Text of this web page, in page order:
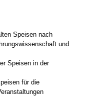
Speisen nach
und
Speisen in der
für die